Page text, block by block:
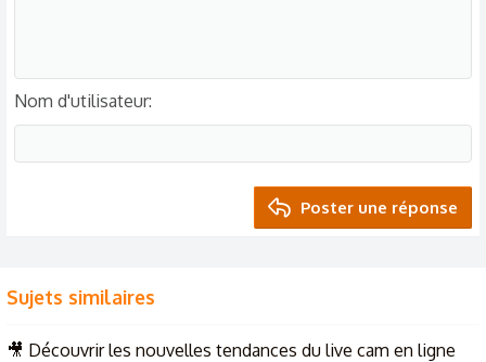
Nom d'utilisateur
Poster une réponse
Sujets similaires
🎥 Découvrir les nouvelles tendances du live cam en ligne